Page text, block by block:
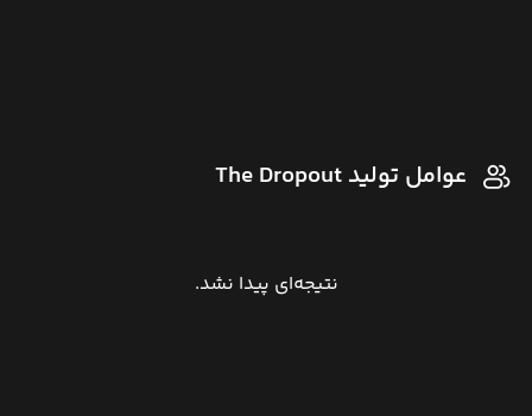
عوامل تولید The Dropout
نتیجه‌ای پیدا نشد.